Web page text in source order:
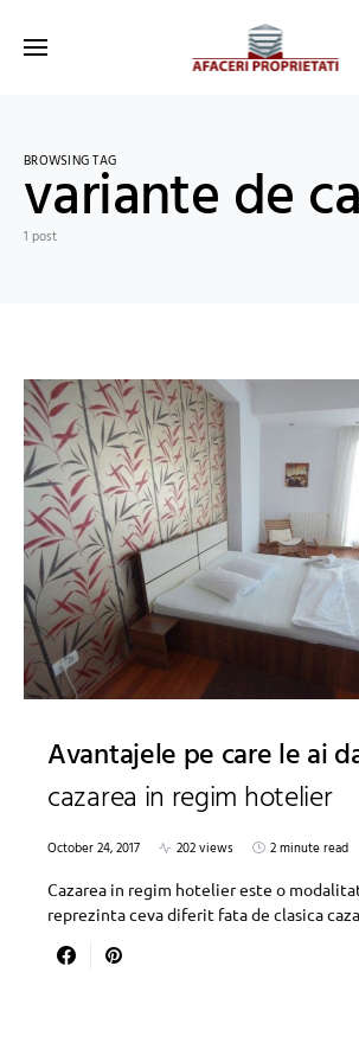
BROWSING TAG
variante de
1 post
Avantajele pe care le ai
cazarea in regim hotelier
October 24, 2017 202 views
2 minute read
Cazarea in regim hotelier este o
reprezinta ceva diferit fata de clasica